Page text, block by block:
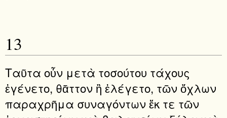
13
Ταῦτα οὖν μετὰ τοσούτου τάχους
ἐγένετο, θᾶττον ἢ ἐλέγετο, τῶν ὄχλων
παραχρῆμα συναγόντων ἔκ τε τῶν